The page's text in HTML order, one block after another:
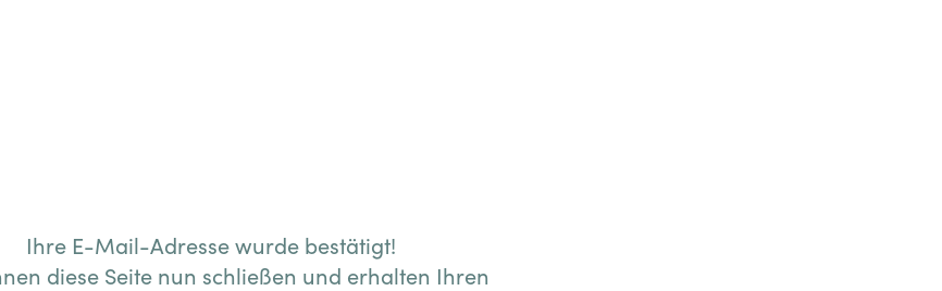
Ihre E-Mail-Adresse wurde bestätigt!
diese Seite nun schließen und erhalten Ihren